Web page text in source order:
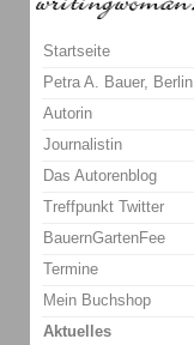
Startseite
Petra A. Bauer, Berlin
Autorin
Journalistin
Das Autorenblog
Treffpunkt Twitter
BauernGartenFee
Termine
Mein Buchshop
Aktuelles